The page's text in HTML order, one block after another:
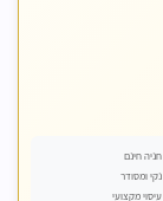
חניה חינם
נקי ומסודר
עיסוי מקצועי